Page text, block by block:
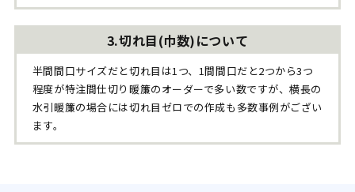
切れ目(巾数)について
半間間口サイズだと切れ目は1つ、1間間口だと2つから3つ
程度が特注間仕切り暖簾のオーダーで多い数ですが、横長の
水引暖簾の場合には切れ目ゼロでの作成も多数事例がござい
ます。